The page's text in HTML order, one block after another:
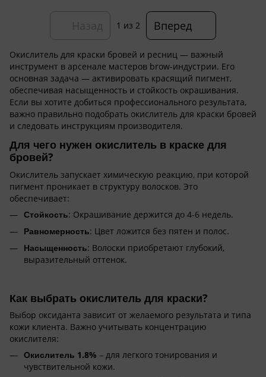
1 из 2 Вперед
Окислитель для краски бровей и ресниц — важный
инструмент в арсенале мастеров brow-индустрии. Его
основная задача — активировать красящий пигмент,
обеспечивая насыщенность и стойкость окрашивания.
Если вы хотите добиться профессионального результата,
важно правильно подобрать окислитель для краски бровей
и следовать инструкциям производителя.
Для чего нужен окислитель в краске для
бровей?
Окислитель запускает химическую реакцию, при которой
пигмент проникает в структуру волосков. Это
обеспечивает:
Стойкость: Окрашивание держится до 4-6 недель.
Равномерность: Цвет ложится без пятен и полос.
Насыщенность: Волоски приобретают глубокий,
выразительный оттенок.
Как выбрать окислитель для краски?
Выбор оксиданта зависит от желаемого результата и типа
кожи клиента. Важно учитывать концентрацию
окислителя:
Окислитель 1.8% – для легкого тонирования и
чувствительной кожи.